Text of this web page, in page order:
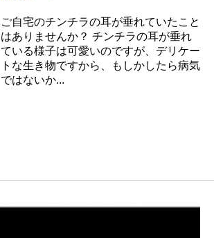
ご自宅のチンチラの耳が垂れていたこと
はありませんか？ チンチラの耳が垂れ
ている様子は可愛いのですが、デリケー
トな生き物ですから、もしかしたら病気
ではないか...